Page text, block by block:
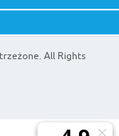
All Rights